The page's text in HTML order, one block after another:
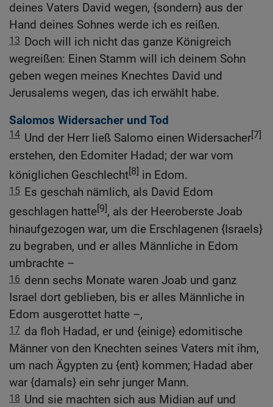
deines Vaters David wegen, {sondern} aus der
Hand deines Sohnes werde ich es reißen.
13 Doch will ich nicht das ganze Königreich
wegreißen: Einen Stamm will ich deinem Sohn
geben wegen meines Knechtes David und
Jerusalems wegen, das ich erwählt habe.
Salomos Widersacher und Tod
14 Und der Herr ließ Salomo einen Widersacher[7]
erstehen, den Edomiter Hadad; der war vom
königlichen Geschlecht[8] in Edom.
15 Es geschah nämlich, als David Edom
geschlagen hatte[9], als der Heeroberste Joab
hinaufgezogen war, um die Erschlagenen {Israels}
zu begraben, und er alles Männliche in Edom
umbrachte –
16 denn sechs Monate waren Joab und ganz
Israel dort geblieben, bis er alles Männliche in
Edom ausgerottet hatte –,
17 da floh Hadad, er und {einige} edomitische
Männer von den Knechten seines Vaters mit ihm,
um nach Ägypten zu {ent} kommen; Hadad aber
war {damals} ein sehr junger Mann.
18 Und sie machten sich aus Midian auf und